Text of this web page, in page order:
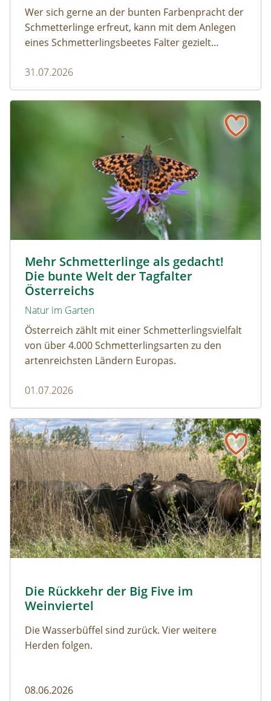
Wer sich gerne an der bunten Farbenpracht der
Schmetterlinge erfreut, kann mit dem Anlegen
eines Schmetterlingsbeetes Falter gezielt
dürfen ausreichend mitgedacht werden. Denn
ohne Raupen gibt es keine schönen
Schmetterlinge!
31.07.2026
Mehr Schmetterlinge als gedacht!
Die bunte Welt der Tagfalter
Österreichs
Natur im Garten
Österreich zählt mit einer Schmetterlingsvielfalt
von über 4.000 Schmetterlingsarten zu den
artenreichsten Ländern Europas.
01.07.2026
Mehr Schmetterlinge als gedacht! Die bunte Welt der
Naturmagazin: Die Rückkehr der Big Five im Weinviertel
Naturmagazin: Die Rückkehr der Big Five im
Die Rückkehr der Big Five im
Weinviertel
Die Wasserbüffel sind zurück. Vier weitere
Herden folgen.
08.06.2026
Die Rückkehr der Big Five im Weinviertel